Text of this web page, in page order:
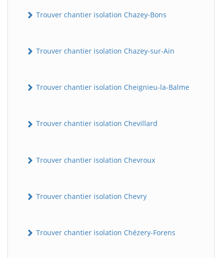
Trouver chantier isolation Chazey-Bons
Trouver chantier isolation Chazey-sur-Ain
Trouver chantier isolation Cheignieu-la-Balme
Trouver chantier isolation Chevillard
Trouver chantier isolation Chevroux
Trouver chantier isolation Chevry
Trouver chantier isolation Chézery-Forens